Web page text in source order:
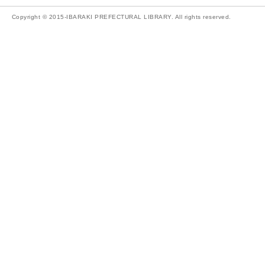
Copyright © 2015-IBARAKI PREFECTURAL LIBRARY. All rights reserved.